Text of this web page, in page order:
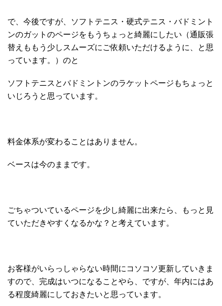
で、今後ですが、ソフトテニス・硬式テニス・バドミント
ンのガットのページをもうちょっと綺麗にしたい（通販張
替えももう少しスムーズにご依頼いただけるように、と思
っています。）のと
ソフトテニスとバドミントンのラケットページもちょっと
いじろうと思っています。
料金体系が変わることはありません。
ベースは今のままです。
ごちゃついているページを少し綺麗に出来たら、もっと見
ていただきやすくなるかな？と考えています。
お客様がいらっしゃらない時間にコソコソ更新していきま
すので、完成はいつになることやら、ですが、年内にはあ
る程度綺麗にしておきたいと思っています。